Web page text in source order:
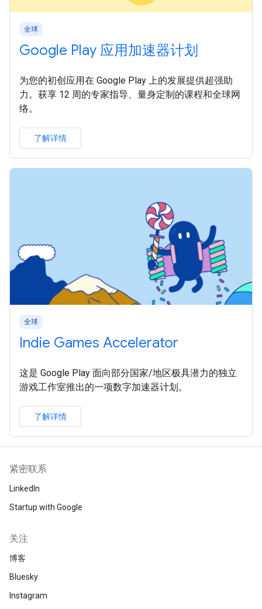
全球
Google Play 应用加速器计划
为您的初创应用在 Google Play 上的发展提供超强助
力。获享 12 周的专家指导、量身定制的课程和全球网
络。
了解详情
全球
Indie Games Accelerator
这是 Google Play 面向部分国家/地区极具潜力的独立
游戏工作室推出的一项数字加速器计划。
了解详情
紧密联系
LinkedIn
Startup with Google
关注
博客
Bluesky
Instagram